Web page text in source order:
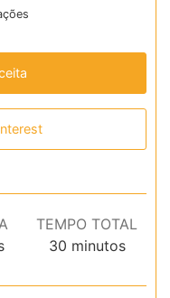
TEMPO TOTAL
30minutos
minutos